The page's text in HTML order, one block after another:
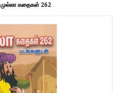
முல்லா கதைகள் 262